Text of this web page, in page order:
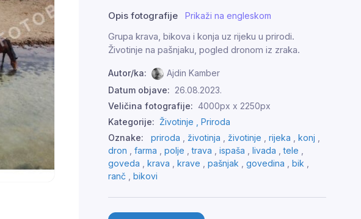
Opis fotografije Prikaži na engleskom
Grupa krava, bikova i konja uz rijeku u prirodi.
Životinje na pašnjaku, pogled dronom iz zraka.
Autor/ka:
Ajdin Kamber
Datum objave: 26.08.2023.
Veličina fotografije: 4000px x 2250px
Kategorije: Životinje , Priroda
Oznake:
priroda , životinja , životinje , rijeka , konj ,
dron , farma , polje ,trava , ispaša , livada ,tele ,
goveda , krava , krave , pašnjak , govedina , bik ,
ranč , bikovi